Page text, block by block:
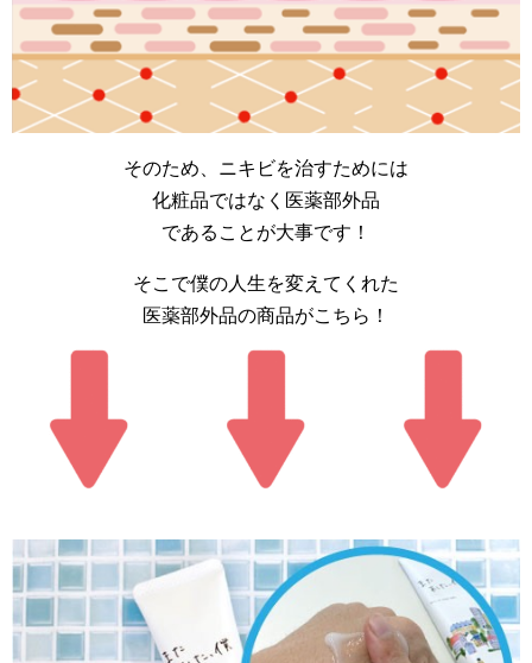
そのため、ニキビを治すためには
化粧品ではなく医薬部外品
であることが大事です！
そこで僕の人生を変えてくれた
医薬部外品の商品がこちら！